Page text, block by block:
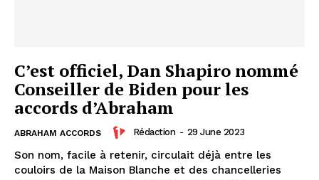
C’est officiel, Dan Shapiro nommé
Conseiller de Biden pour les
accords d’Abraham
ABRAHAM ACCORDS Rédaction - 29 June 2023
Son nom, facile à retenir, circulait déjà entre les
couloirs de la Maison Blanche et des chancelleries